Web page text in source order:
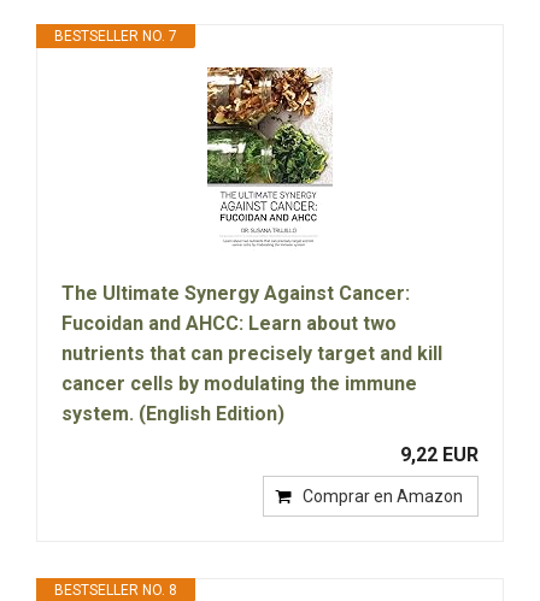
BESTSELLER NO. 7
The Ultimate Synergy Against Cancer:
Fucoidan and AHCC: Learn about two
nutrients that can precisely target and kill
cancer cells by modulating the immune
system. (English Edition)
9,22 EUR
Comprar en Amazon
BESTSELLER NO. 8